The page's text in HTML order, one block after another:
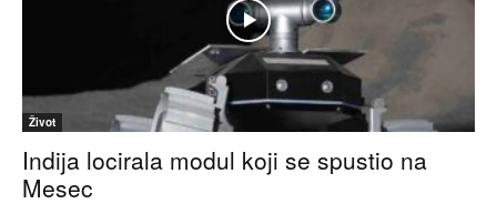
Život
Indija locirala modul koji se spustio na
Mesec